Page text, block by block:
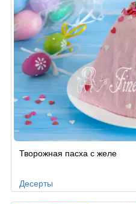
Творожная пасха с желе
Десерты